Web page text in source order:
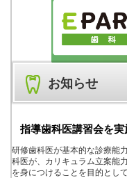
お知らせ
指導歯科医講習会を
研修歯科医が基本的な診療能
科医が、カリキュラム立案能
を身につけることを目的とし